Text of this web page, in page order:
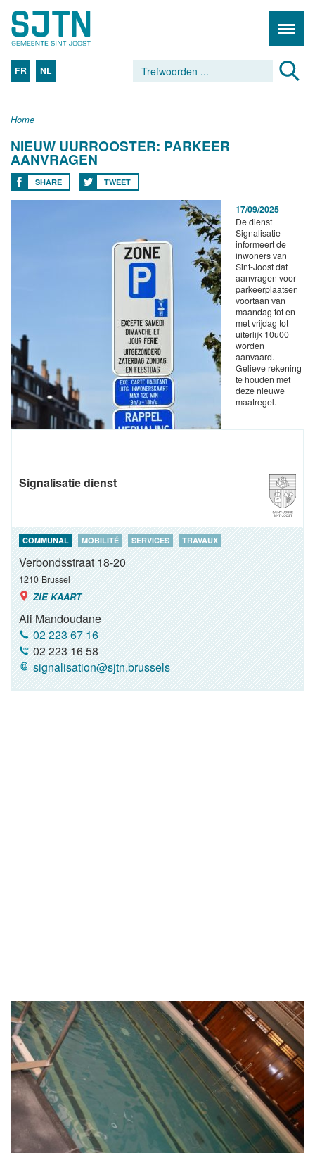
FR NL
Home
NIEUW UURROOSTER: PARKEER
AANVRAGEN
SHARE TWEET
17/09/2025
De dienst
Signalisatie
informeert de
inwoners van
Sint-Joost dat
aanvragen voor
parkeerplaatsen
voortaan van
maandag tot en
met vrijdag tot
uiterlijk 10u00
worden
aanvaard.
Gelieve rekening
te houden met
deze nieuwe
maatregel.
Signalisatie dienst
COMMUNAL MOBILITÉ SERVICES TRAVAUX
Verbondsstraat 18-20
1210 Brussel
ZIE KAART
Ali Mandoudane
02 223 67 16
02 223 16 58
signalisation@sjtn.brussels